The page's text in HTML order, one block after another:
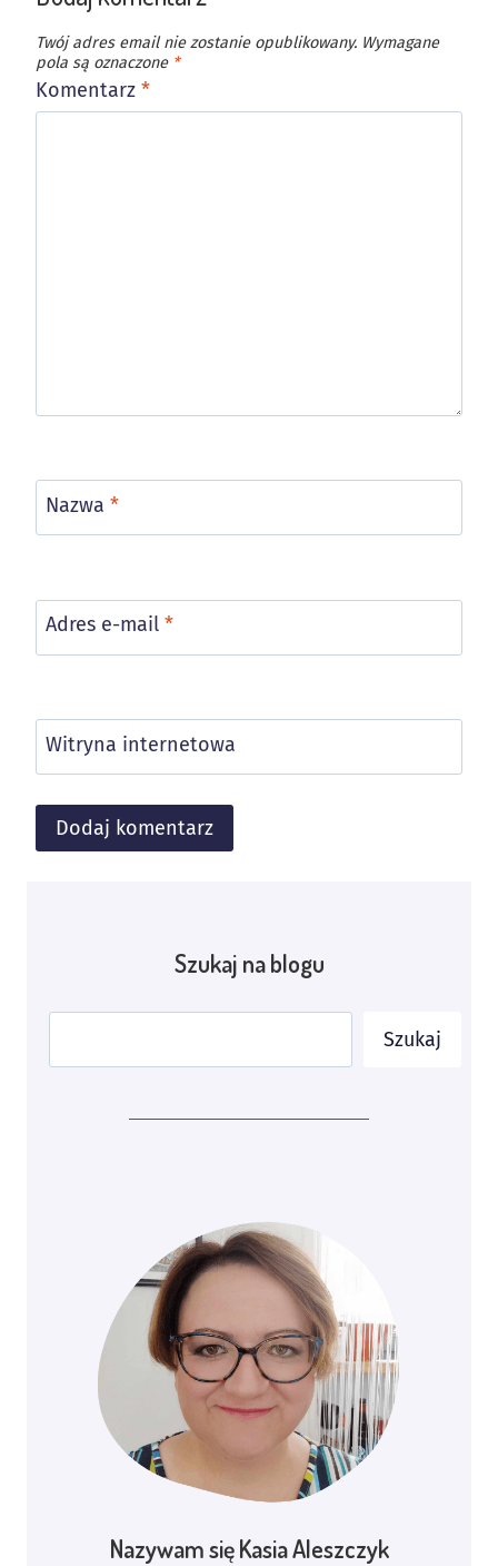
Twój adres email nie zostanie opublikowany. Wymagane
pola są oznaczone *
Komentarz *
Nazwa *
Adres e-mail *
Witryna internetowa
Szukaj na blogu
Szukaj
Nazywam się Kasia Aleszczyk